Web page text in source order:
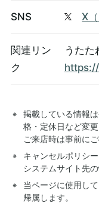
SNS X
関連リン
ク
うたた
掲載している情報
格・定休日など変
ご来店時は事前に
キャンセルポリシ
システムサイト先
当ページに使用し
帰属します。